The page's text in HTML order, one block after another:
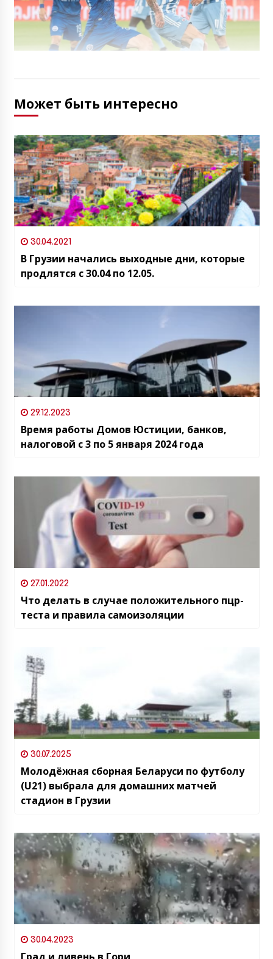
Может быть интересно
30.04.2021
В Грузии начались выходные дни, которые
продлятся с 30.04 по 12.05.
29.12.2023
Время работы Домов Юстиции, банков,
налоговой с 3 по 5 января 2024 года
27.01.2022
Что делать в случае положительного пцр-
теста и правила самоизоляции
30.07.2025
Молодёжная сборная Беларуси по футболу
(U21) выбрала для домашних матчей
стадион в Грузии
30.04.2023